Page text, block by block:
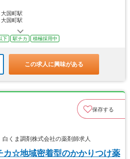
国町駅
国町駅
下 駅チカ 積極採用中
この求人に興味がある
保存する
くま調剤株式会社の薬剤師求人
カ☆地域密着型のかかりつけ薬